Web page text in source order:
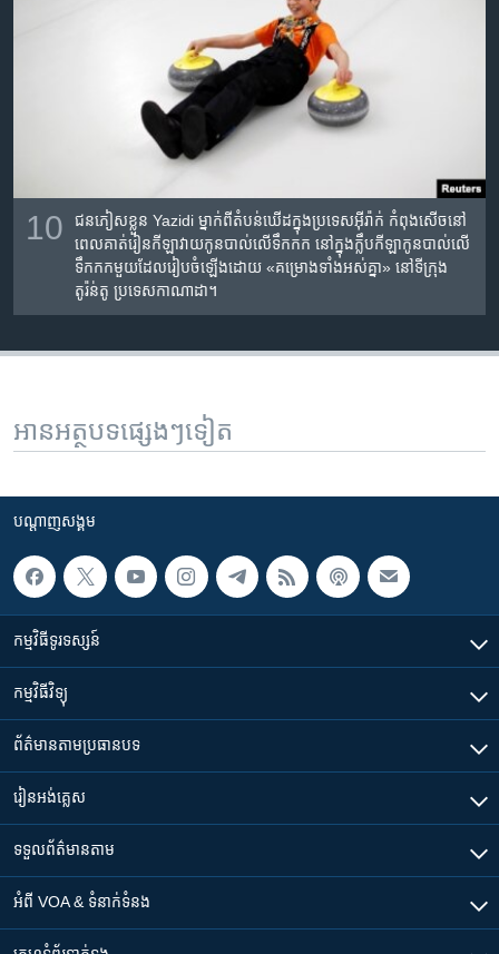
10
ជនភៀសខ្លួន​ Yazidi ម្នាក់​ពី​តំបន់​ឃើដ​ក្នុង​ប្រទេស​អ៊ីរ៉ាក់ កំពុង​សើច​នៅ​
ពេល​គាត់​រៀន​កីឡាវាយ​កូន​បាល់លើ​ទឹក​កក​ នៅ​ក្នុង​ក្លឹប​កីឡា​កូនបាល់​លើ​
ទឹកកក​មួយ​ដែល​រៀបចំឡើង​ដោយ «គម្រោងទាំងអស់គ្នា» នៅ​ទីក្រុង​
តូរ៉ន់តូ ប្រទេស​កាណាដា។
អានអត្ថបទផ្សេងៗទៀត
បណ្តាញ​សង្គម
កម្មវិធី​ទូរទស្សន៍
កម្មវិធី​វិទ្យុ
ព័ត៌មាន​តាមប្រធានបទ​
រៀន​​អង់គ្លេស
ទទួល​ព័ត៌មាន​តាម
អំពី​ VOA & ទំនាក់ទំនង